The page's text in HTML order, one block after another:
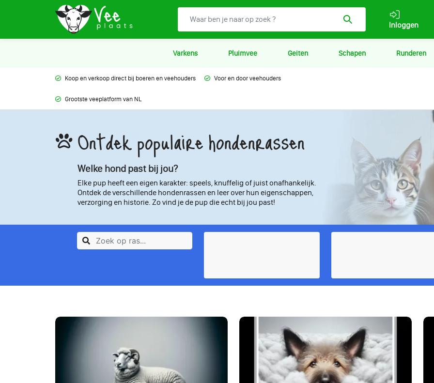
Inloggen
Varkens Pluimvee Geiten Schapen Runderen
Koop en verkoop direct bij boeren en veehouders Voor en door veehouders
Grootste veeplatform van NL
Ontdek populaire hondenrassen
Welke hond past bij jou?
Elke pup heeft een eigen karakter: speels, knuffelig of juist onafhankelijk.
Ontdek de verschillende hondenrassen en leer over hun eigenschappen,
verzorging en historie. Zo vind je de pup die echt bij jou past!